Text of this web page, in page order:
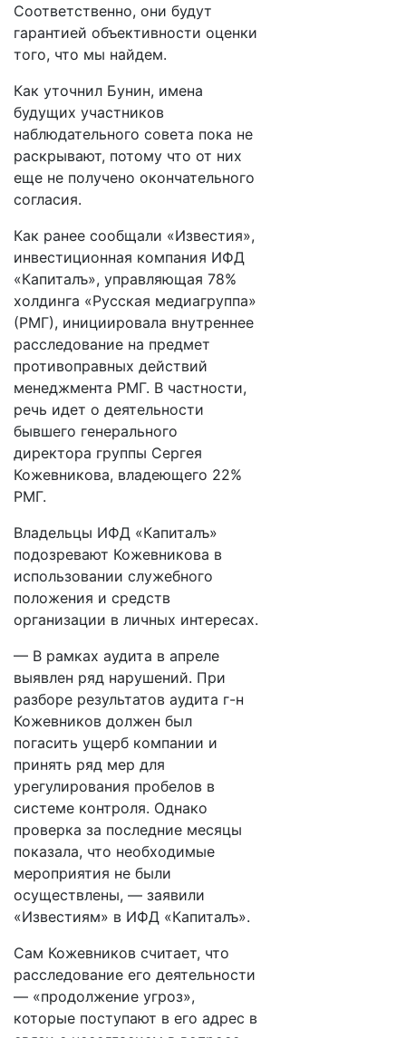
Соответственно, они будут
гарантией объективности оценки
того, что мы найдем.
Как уточнил Бунин, имена
будущих участников
наблюдательного совета пока не
раскрывают, потому что от них
еще не получено окончательного
согласия.
Как ранее сообщали «Известия»,
инвестиционная компания ИФД
«Капиталъ», управляющая 78%
холдинга «Русская медиагруппа»
(РМГ), инициировала внутреннее
расследование на предмет
противоправных действий
менеджмента РМГ. В частности,
речь идет о деятельности
бывшего генерального
директора группы Сергея
Кожевникова, владеющего 22%
РМГ.
Владельцы ИФД «Капиталъ»
подозревают Кожевникова в
использовании служебного
положения и средств
организации в личных интересах.
— В рамках аудита в апреле
выявлен ряд нарушений. При
разборе результатов аудита г-н
Кожевников должен был
погасить ущерб компании и
принять ряд мер для
урегулирования пробелов в
системе контроля. Однако
проверка за последние месяцы
показала, что необходимые
мероприятия не были
осуществлены, — заявили
«Известиям» в ИФД «Капиталъ».
Сам Кожевников считает, что
расследование его деятельности
— «продолжение угроз»,
которые поступают в его адрес в